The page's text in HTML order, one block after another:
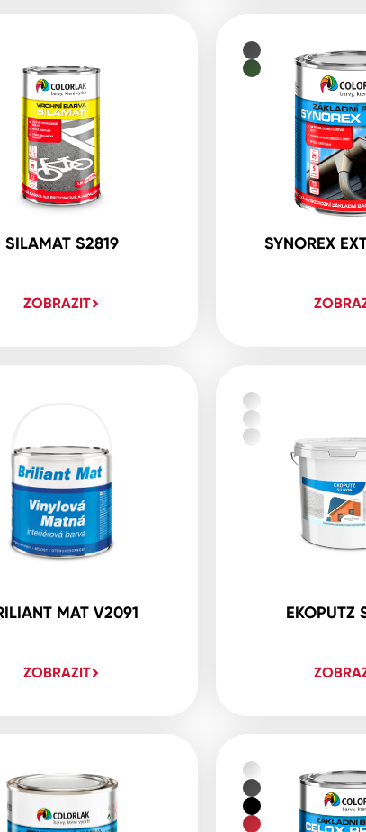
SILAMAT S2819
ZOBRAZIT
SYNOREX
MAT V2091
ZOBRAZIT
EKOPUTZ